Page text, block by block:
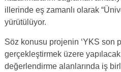
illerinde eş zamanlı olarak
yürütülüyor.
Söz konusu projenin ‘YKS son
gerçekleştirmek üzere yapılacak
değerlendirme alanlarında iş